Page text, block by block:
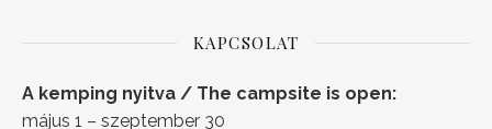
KAPCSOLAT
A kemping nyitva / The campsite is open:
május 1 – szeptember 30